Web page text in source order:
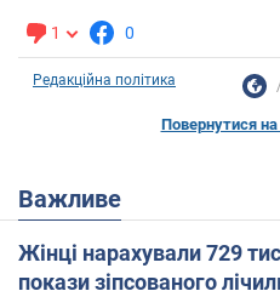
1 0
Редакційна політика
Повернутися на
Важливе
Жінці нарахували 729
покази зіпсованого